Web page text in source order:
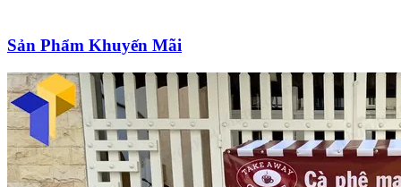
Sản Phẩm Khuyến Mãi